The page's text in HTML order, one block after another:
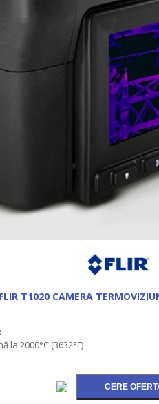
FLIR T1020 CAMERA
la 2000°C (3632°F)